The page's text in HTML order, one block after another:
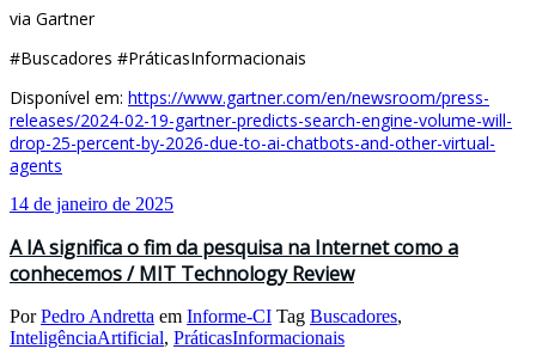
via Gartner
#Buscadores #PráticasInformacionais
Disponível em: https://www.gartner.com/en/newsroom/press-
releases/2024-02-19-gartner-predicts-search-engine-volume-will-
drop-25-percent-by-2026-due-to-ai-chatbots-and-other-virtual-
agents
14 de janeiro de 2025
A IA significa o fim da pesquisa na Internet como a
conhecemos / MIT Technology Review
PorPedro Andretta em Informe-CI Tag Buscadores,
InteligênciaArtificial, PráticasInformacionais